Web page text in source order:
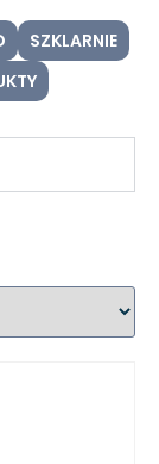
SZKLARNIE